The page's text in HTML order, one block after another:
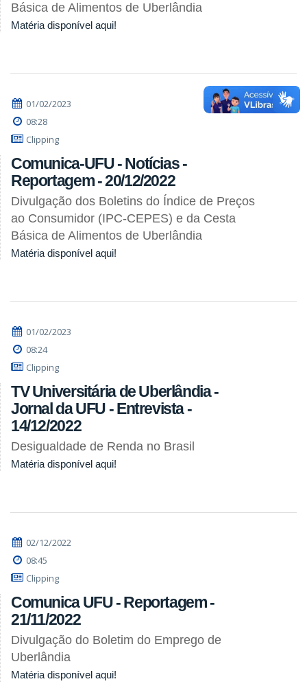
Básica de Alimentos de Uberlândia
Matéria disponível aqui!
01/02/2023
08:28
Clipping
Comunica-UFU - Notícias -
Reportagem - 20/12/2022
Divulgação dos Boletins do Índice de Preços
ao Consumidor (IPC-CEPES) e da Cesta
Básica de Alimentos de Uberlândia
Matéria disponível aqui!
01/02/2023
08:24
Clipping
TV Universitária de Uberlândia -
Jornal da UFU - Entrevista -
14/12/2022
Desigualdade de Renda no Brasil
Matéria disponível aqui!
02/12/2022
08:45
Clipping
Comunica UFU - Reportagem -
21/11/2022
Divulgação do Boletim do Emprego de
Uberlândia
Matéria disponível aqui!